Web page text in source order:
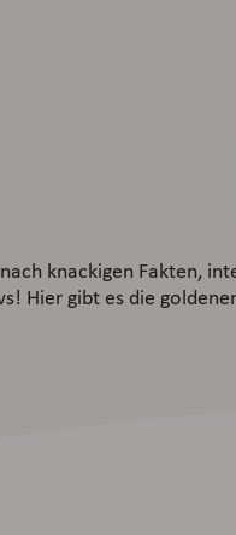
knackigen Fakten,
Hier gibt es die